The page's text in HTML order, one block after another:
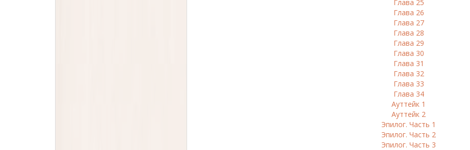
Глава 25
Глава 26
Глава 27
Глава 28
Глава 29
Глава 30
Глава 31
Глава 32
Глава 33
Глава 34
Ауттейк 1
Ауттейк 2
Эпилог. Часть 1
Эпилог. Часть 2
Эпилог. Часть 3